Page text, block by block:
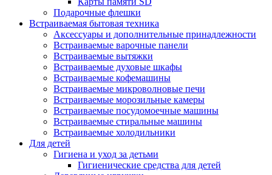
Подарочные флешки
Встраиваемая бытовая техника
Аксессуары и дополнительные принадлежности
Встраиваемые варочные панели
Встраиваемые вытяжки
Встраиваемые духовые шкафы
Встраиваемые кофемашины
Встраиваемые микроволновые печи
Встраиваемые морозильные камеры
Встраиваемые посудомоечные машины
Встраиваемые стиральные машины
Встраиваемые холодильники
Для детей
Гигиена и уход за детьми
Гигиенические средства для детей